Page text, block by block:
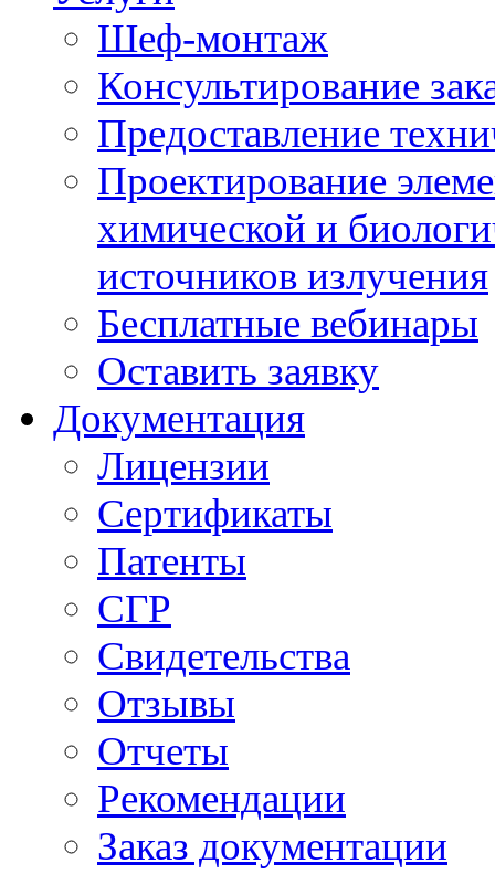
Шеф-монтаж
Консультирование
Предоставление
Проектирование
химической и
источников излучения
Бесплатные вебинары
Оставить заявку
Документация
Лицензии
Сертификаты
Патенты
СГР
Свидетельства
Отзывы
Отчеты
Рекомендации
Заказ документации